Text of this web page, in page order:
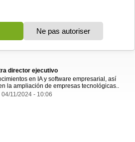
director ejecutivo
en IA y software empresarial, así
la ampliación de empresas tecnológicas..
11/2024 - 10:06